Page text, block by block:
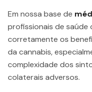
Em nossa base de
profissionais de saúde
corretamente os
da cannabis,
complexidade dos
colaterais adversos.